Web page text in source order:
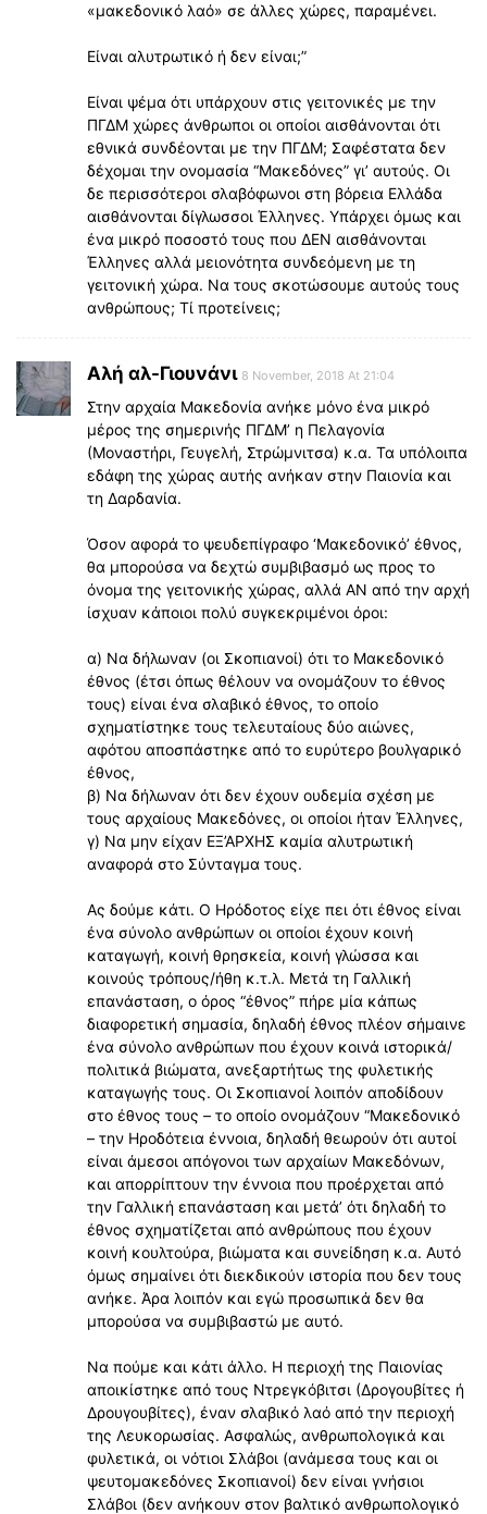
«μακεδονικό λαό» σε άλλες χώρες, παραμένει.
Είναι αλυτρωτικό ή δεν είναι;”
Είναι ψέμα ότι υπάρχουν στις γειτονικές με την
ΠΓΔΜ χώρες άνθρωποι οι οποίοι αισθάνονται ότι
εθνικά συνδέονται με την ΠΓΔΜ; Σαφέστατα δεν
δέχομαι την ονομασία “Μακεδόνες” γι’ αυτούς. Οι
δε περισσότεροι σλαβόφωνοι στη βόρεια Ελλάδα
αισθάνονται δίγλωσσοι Έλληνες. Υπάρχει όμως και
ένα μικρό ποσοστό τους που ΔΕΝ αισθάνονται
Έλληνες αλλά μειονότητα συνδεόμενη με τη
γειτονική χώρα. Να τους σκοτώσουμε αυτούς τους
ανθρώπους; Τί προτείνεις;
Αλή αλ-Γιουνάνι 8 November, 2018 At 21:04
Στην αρχαία Μακεδονία ανήκε μόνο ένα μικρό
μέρος της σημερινής ΠΓΔΜ’ η Πελαγονία
(Μοναστήρι, Γευγελή, Στρώμνιτσα) κ.α. Τα υπόλοιπα
εδάφη της χώρας αυτής ανήκαν στην Παιονία και
τη Δαρδανία.
Όσον αφορά το ψευδεπίγραφο ‘Μακεδονικό’ έθνος,
θα μπορούσα να δεχτώ συμβιβασμό ως προς το
όνομα της γειτονικής χώρας, αλλά ΑΝ από την αρχή
ίσχυαν κάποιοι πολύ συγκεκριμένοι όροι:
α) Να δήλωναν (οι Σκοπιανοί) ότι το Μακεδονικό
έθνος (έτσι όπως θέλουν να ονομάζουν το έθνος
τους) είναι ένα σλαβικό έθνος, το οποίο
σχηματίστηκε τους τελευταίους δύο αιώνες,
αφότου αποσπάστηκε από το ευρύτερο βουλγαρικό
έθνος,
β) Να δήλωναν ότι δεν έχουν ουδεμία σχέση με
τους αρχαίους Μακεδόνες, οι οποίοι ήταν Έλληνες,
γ) Να μην είχαν ΕΞ’ΑΡΧΗΣ καμία αλυτρωτική
αναφορά στο Σύνταγμα τους.
Ας δούμε κάτι. Ο Ηρόδοτος είχε πει ότι έθνος είναι
ένα σύνολο ανθρώπων οι οποίοι έχουν κοινή
καταγωγή, κοινή θρησκεία, κοινή γλώσσα και
κοινούς τρόπους/ήθη κ.τ.λ. Μετά τη Γαλλική
επανάσταση, ο όρος “έθνος” πήρε μία κάπως
διαφορετική σημασία, δηλαδή έθνος πλέον σήμαινε
ένα σύνολο ανθρώπων που έχουν κοινά ιστορικά/
πολιτικά βιώματα, ανεξαρτήτως της φυλετικής
καταγωγής τους. Οι Σκοπιανοί λοιπόν αποδίδουν
στο έθνος τους – το οποίο ονομάζουν “Μακεδονικό
– την Ηροδότεια έννοια, δηλαδή θεωρούν ότι αυτοί
είναι άμεσοι απόγονοι των αρχαίων Μακεδόνων,
και απορρίπτουν την έννοια που προέρχεται από
την Γαλλική επανάσταση και μετά’ ότι δηλαδή το
έθνος σχηματίζεται από ανθρώπους που έχουν
κοινή κουλτούρα, βιώματα και συνείδηση κ.α. Αυτό
όμως σημαίνει ότι διεκδικούν ιστορία που δεν τους
ανήκε. Άρα λοιπόν και εγώ προσωπικά δεν θα
μπορούσα να συμβιβαστώ με αυτό.
Να πούμε και κάτι άλλο. Η περιοχή της Παιονίας
αποικίστηκε από τους Ντρεγκόβιτσι (Δρογουβίτες ή
Δρουγουβίτες), έναν σλαβικό λαό από την περιοχή
της Λευκορωσίας. Ασφαλώς, ανθρωπολογικά και
φυλετικά, οι νότιοι Σλάβοι (ανάμεσα τους και οι
ψευτομακεδόνες Σκοπιανοί) δεν είναι γνήσιοι
Σλάβοι (δεν ανήκουν στον βαλτικό ανθρωπολογικό